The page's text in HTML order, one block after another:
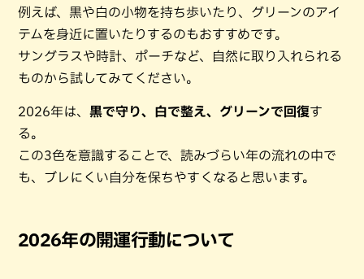
例えば、黒や白の小物を持ち歩いたり、グリーンのアイ
テムを身近に置いたりするのもおすすめです。
サングラスや時計、ポーチなど、自然に取り入れられる
ものから試してみてください。
2026年は、 黒で守り、白で整え、グリーンで回復す
る。
この3色を意識することで、読みづらい年の流れの中で
も、ブレにくい自分を保ちやすくなると思います。
2026年の開運行動について